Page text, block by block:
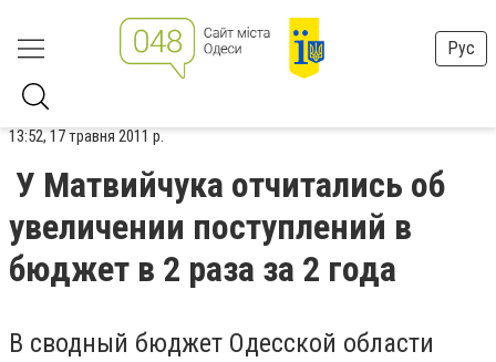
Рус
13:52, 17 травня 2011 р.
У Матвийчука отчитались об
увеличении поступлений в
бюджет в 2 раза за 2 года
В сводный бюджет Одесской области